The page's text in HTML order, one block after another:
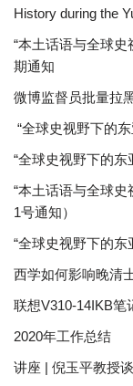
History during the
“本土话语与全球
期通知
微博监督员批量拉
“全球史视野下的
“全球史视野下的
“本土话语与全球
1号通知）
“全球史视野下的东
西学如何影响晚清
联想V310-14IKB笔
2020年工作总结
讲座 | 倪玉平教授